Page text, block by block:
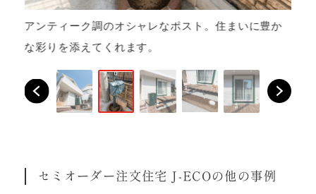
アンティーク調のオシャレなポスト。住まいに豊か
な彩りを添えてくれます。
セミオーダー注文住宅 J-ECOの他の事例